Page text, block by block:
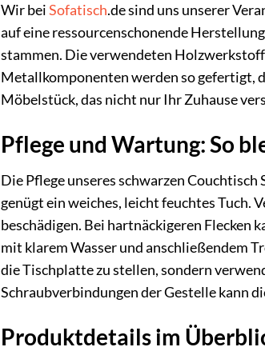
Wir beiSofatisch.de sind uns unserer
auf eine ressourcenschonende
stammen. Die verwendeten
Metallkomponenten werden so gefertigt,
Möbelstück, das nicht nur Ihr Zuhause
Pflege und Wartung: So
Die Pflege unseres schwarzen
genügt ein weiches, leicht feuchtes Tuch.
beschädigen. Bei hartnäckigeren Flecken
mit klarem Wasser und anschließendem
die Tischplatte zu stellen, sondern
Schraubverbindungen der Gestelle kann
Produktdetails im